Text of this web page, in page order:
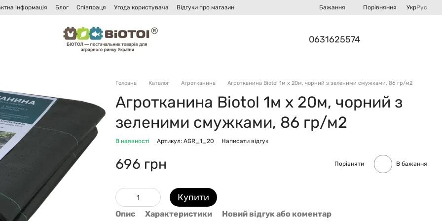
інформація Блог Співпраця Угода користувача
Відгуки про магазин
Бажання Порівняння УкрРус
0631625574
Головна Каталог Агротканина Агротканина Biotol 1м х 20м, чорний з зеленими смужками, 86 гр/м2
Агротканина Biotol 1м х 20м, чорний з
зеленими смужками, 86 гр/м2
В наявності Артикул: AGR_1_20 Написати відгук
696 грн Порівняти В бажання
Купити
Опис Характеристики Новий відгук або коментар